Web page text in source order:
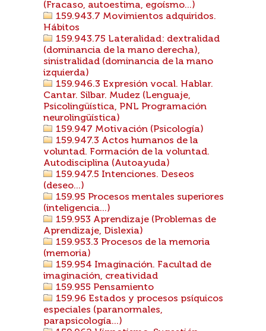
(Fracaso, autoestima, egoísmo...)
159.943.7 Movimientos adquiridos.
Hábitos
159.943.75 Lateralidad: dextralidad
(dominancia de la mano derecha),
sinistralidad (dominancia de la mano
izquierda)
159.946.3 Expresión vocal. Hablar.
Cantar. Silbar. Mudez (Lenguaje,
Psicolingüística, PNL Programación
neurolingüística)
159.947 Motivación (Psicología)
159.947.3 Actos humanos de la
voluntad. Formación de la voluntad.
Autodisciplina (Autoayuda)
159.947.5 Intenciones. Deseos
(deseo...)
159.95 Procesos mentales superiores
(inteligencia...)
159.953 Aprendizaje (Problemas de
Aprendizaje, Dislexia)
159.953.3 Procesos de la memoria
(memoria)
159.954 Imaginación. Facultad de
imaginación, creatividad
159.955 Pensamiento
159.96 Estados y procesos psíquicos
especiales (paranormales,
parapsicología...)